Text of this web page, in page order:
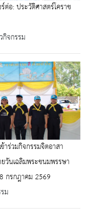
ต่อ: ประวัติศาสตร์โคราช
จกรรม
ร่วมกิจกรรมจิตอาสา
วันเฉลิมพระชนมพรรษา
กรกฎาคม 2569
ม